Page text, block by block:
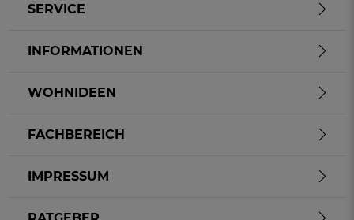
SERVICE
INFORMATIONEN
WOHNIDEEN
FACHBEREICH
IMPRESSUM